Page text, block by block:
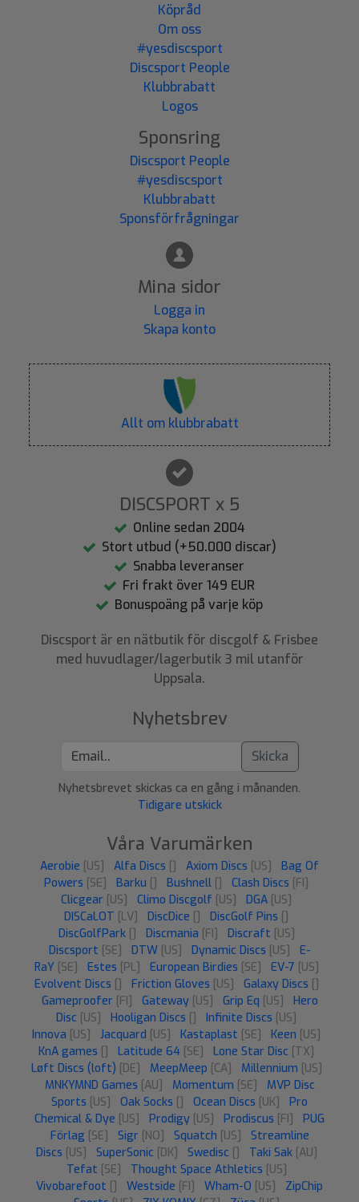
Köpråd
Om oss
#yesdiscsport
Discsport People
Klubbrabatt
Logos
Sponsring
Discsport People
#yesdiscsport
Klubbrabatt
Sponsförfrågningar
Mina sidor
Logga in
Skapa konto
Allt om klubbrabatt
DISCSPORT x 5
Online sedan 2004
Stort utbud (+50.000 discar)
Snabba leveranser
Fri frakt över 149 EUR
Bonuspoäng på varje köp
Discsport är en nätbutik för discgolf & Frisbee
med huvudlager/lagerbutik 3 mil utanför
Uppsala.
Nyhetsbrev
Skicka
Nyhetsbrevet skickas ca en gång i månanden.
Tidigare utskick
Våra Varumärken
Aerobie [US] Alfa Discs [] Axiom Discs [US]
Bag Of
Powers [SE] Barku [] Bushnell [] Clash Discs [FI]
Clicgear [US] Climo Discgolf [US] DGA [US]
DISCaLOT [LV] DiscDice [] DiscGolf Pins []
DiscGolfPark [] Discmania [FI] Discraft [US]
Discsport [SE] DTW [US] Dynamic Discs [US]
E-
RaY [SE] Estes [PL] European Birdies [SE] EV-7 [US]
Evolvent Discs [] Friction Gloves [US] Galaxy Discs []
Gameproofer [FI] Gateway [US] Grip Eq [US]
Hero
Disc [US] Hooligan Discs [] Infinite Discs [US]
Innova [US] Jacquard [US] Kastaplast [SE] Keen [US]
KnA games [] Latitude 64 [SE] Lone Star Disc [TX]
Løft Discs (loft) [DE] MeepMeep [CA] Millennium [US]
MNKYMND Games [AU] Momentum [SE]
MVP Disc
Sports [US] Oak Socks [] Ocean Discs [UK]
Pro
Chemical & Dye [US] Prodigy [US] Prodiscus [FI]
PUG
Förlag [SE] Sigr [NO] Squatch [US]
Streamline
Discs [US] SuperSonic [DK] Swedisc [] Taki Sak [AU]
Tefat [SE] Thought Space Athletics [US]
Vivobarefoot [] Westside [FI] Wham-O [US]
ZipChip